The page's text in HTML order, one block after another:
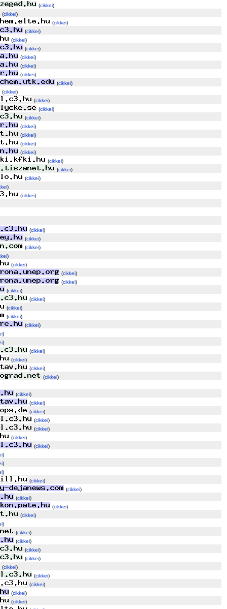
(cikkei)
(cikkei)
(cikkei)
(cikkei)
(cikkei)
(cikkei)
(cikkei)
(cikkei)
(cikkei)
(cikkei)
(cikkei)
(cikkei)
(cikkei)
(cikkei)
(cikkei)
(cikkei)
(cikkei)
(cikkei)
(cikkei)
(cikkei)
(cikkei)
)
(cikkei)
(cikkei)
(cikkei)
(cikkei)
)
(cikkei)
(cikkei)
(cikkei)
(cikkei)
(cikkei)
(cikkei)
(cikkei)
(cikkei)
)
)
(cikkei)
(cikkei)
(cikkei)
(cikkei)
(cikkei)
(cikkei)
(cikkei)
(cikkei)
(cikkei)
(cikkei)
(cikkei)
)
)
)
(cikkei)
(cikkei)
(cikkei)
(cikkei)
(cikkei)
)
(cikkei)
(cikkei)
(cikkei)
(cikkei)
(cikkei)
(cikkei)
(cikkei)
(cikkei)
(cikkei)